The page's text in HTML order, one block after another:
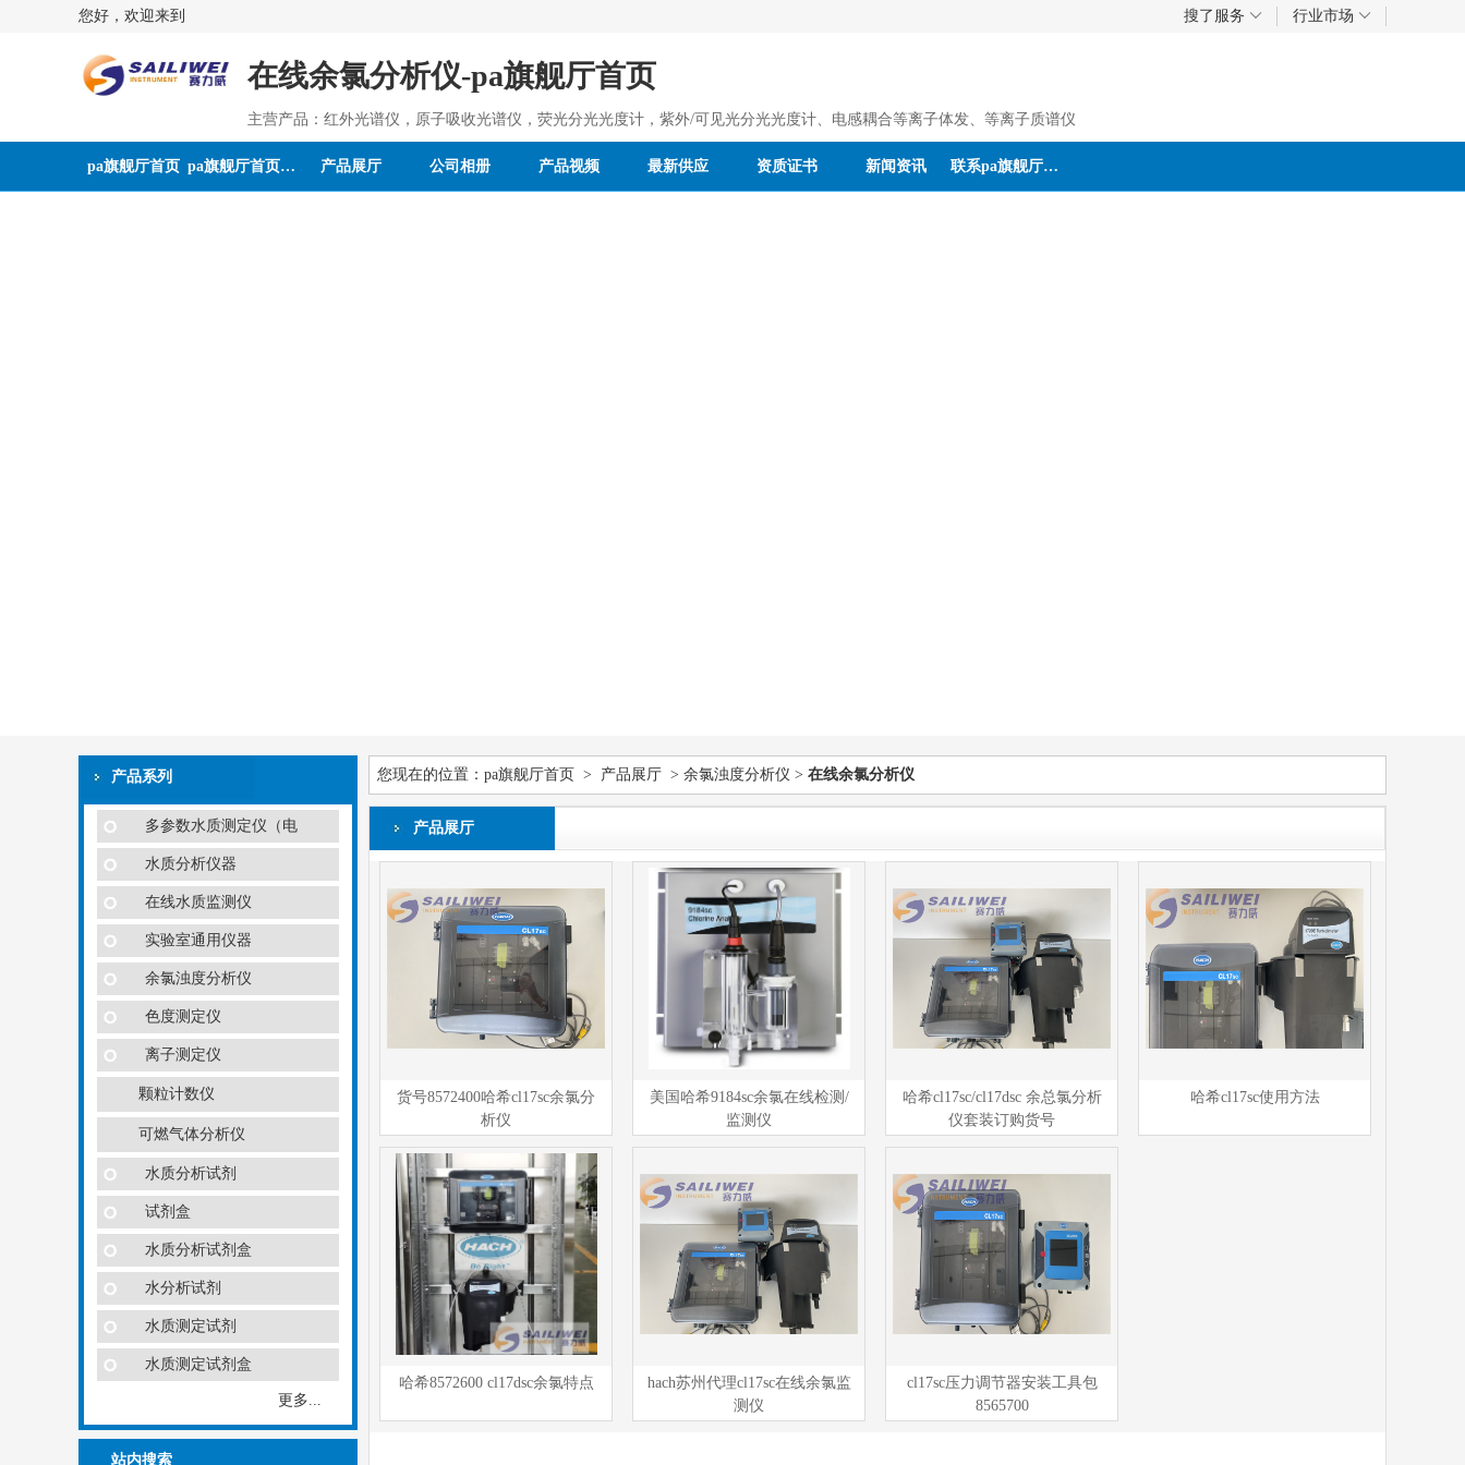
您好，欢迎来到 搜了服务 行业市场
在线余氯分析仪-pa旗舰厅首页
主营产品：红外光谱仪，原子吸收光谱仪，荧光分光光度计，紫外/可见光分光光度计、电感耦合等离子体发、等离子质谱仪
pa旗舰厅首页 pa旗舰厅首页的介绍 产品展厅 公司相册 产品视频 最新供应 资质证书 新闻资讯 联系pa旗舰厅首页
您现在的位置： pa旗舰厅首页 > 产品展厅 > 余氯浊度分析仪 > 在线余氯分析仪
产品展厅
货号8572400哈希cl17sc余氯分
析仪
美国哈希9184sc余氯在线检测/
监测仪
哈希cl17sc/cl17dsc 余总氯分析
仪套装订购货号
哈希cl17sc使用方法
哈希8572600 cl17dsc余氯特点
hach苏州代理cl17sc在线余氯监
测仪
cl17sc压力调节器安装工具包
8565700
产品系列
多参数水质测定仪（电
水质分析仪器
在线水质监测仪
实验室通用仪器
余氯浊度分析仪
色度测定仪
离子测定仪
颗粒计数仪
可燃气体分析仪
水质分析试剂
试剂盒
水质分析试剂盒
水分析试剂
水质测定试剂
水质测定试剂盒
更多...
站内搜索